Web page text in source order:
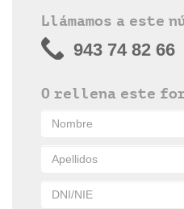
Llámamos a este
943 74 82 66
O rellena este